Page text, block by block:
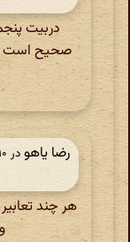
دربیت
صحیح است
رضا یاهو
هر چند